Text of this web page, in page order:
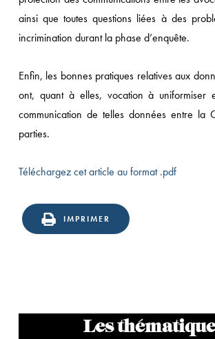
ainsi que toutes questions liées à des
incrimination durant la phase d’enquête.
Enfin, les bonnes pratiques relatives aux
ont, quant à elles, vocation à uniformiser
communication de telles données entre la
parties.
Téléchargez cet article au format .pdf
IMPRIMER
Les